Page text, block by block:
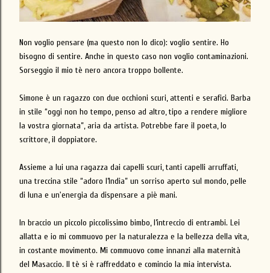
Non voglio pensare (ma questo non lo dico): voglio sentire. Ho
bisogno di sentire. Anche in questo caso non voglio contaminazioni.
Sorseggio il mio tè nero ancora troppo bollente.
Simone è un ragazzo con due occhioni scuri, attenti e serafici. Barba
in stile “oggi non ho tempo, penso ad altro, tipo a rendere migliore
la vostra giornata”, aria da artista. Potrebbe fare il poeta, lo
scrittore, il doppiatore.
Assieme a lui una ragazza dai capelli scuri, tanti capelli arruffati,
una treccina stile “adoro l’India” un sorriso aperto sul mondo, pelle
di luna e un'energia da dispensare a piè mani.
In braccio un piccolo piccolissimo bimbo, l’intreccio di entrambi. Lei
allatta e io mi commuovo per la naturalezza e la bellezza della vita,
in costante movimento. Mi commuovo come innanzi alla maternità
del Masaccio. Il tè si è raffreddato e comincio la mia intervista.